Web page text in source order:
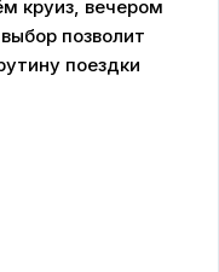
круиз, вечером
позволит
поездки